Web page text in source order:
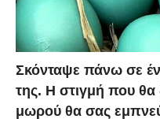
Σκόνταψε πάνω σε
της. Η στιγμή που θα
μωρού θα σας